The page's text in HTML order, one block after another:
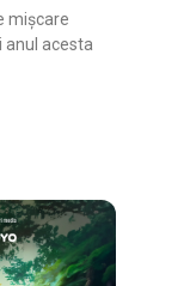
mișcare
anul acesta